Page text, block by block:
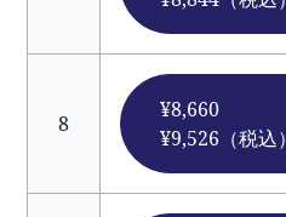
8
¥8,660
¥9,526（税込）